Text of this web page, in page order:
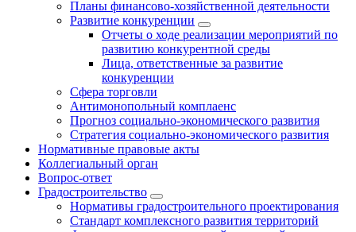
Планы финансово-хозяйственной деятельности
Развитие конкуренции
Отчеты о ходе реализации мероприятий по
развитию конкурентной среды
Лица, ответственные за развитие
конкуренции
Сфера торговли
Антимонопольный комплаенс
Прогноз социально-экономического развития
Стратегия социально-экономического развития
Нормативные правовые акты
Коллегиальный орган
Вопрос-ответ
Градостроительство
Нормативы градостроительного проектирования
Стандарт комплексного развития территорий